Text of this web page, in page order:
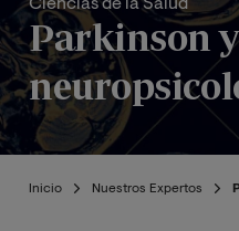
Ciencias de la Salud
Parkinson y
Inicio Nuestros Expertos